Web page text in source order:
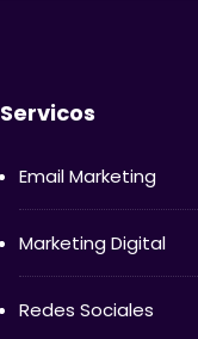
Servicos
Email Marketing
Marketing Digital
Redes Sociales